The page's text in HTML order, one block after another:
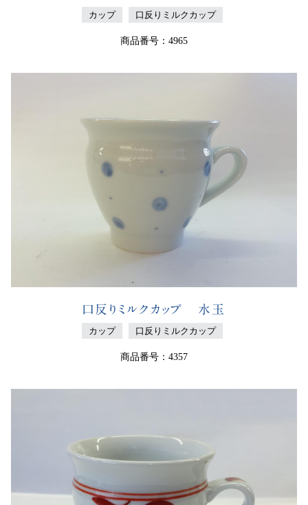
カップ 口反りミルクカップ
商品番号：4965
口反りミルクカップ 水玉
カップ 口反りミルクカップ
商品番号：4357